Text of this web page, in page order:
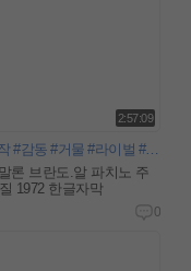
2:57:09
#감동 #거물 #라이벌 #마피아
론 브란도.알 파치노 주
1972 한글자막
0